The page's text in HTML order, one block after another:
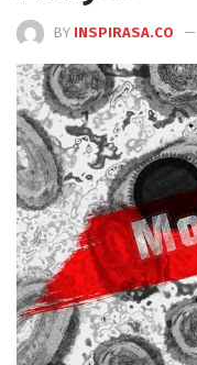
BY INSPIRASA.CO